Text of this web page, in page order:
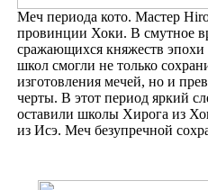
Меч периода кото. Мастер
провинции Хоки. В смутное
сражающихся княжеств
школ смогли не только
изготовления мечей, но и
черты. В этот период яркий
оставили школы Хирога из
из Исэ. Меч безупречной